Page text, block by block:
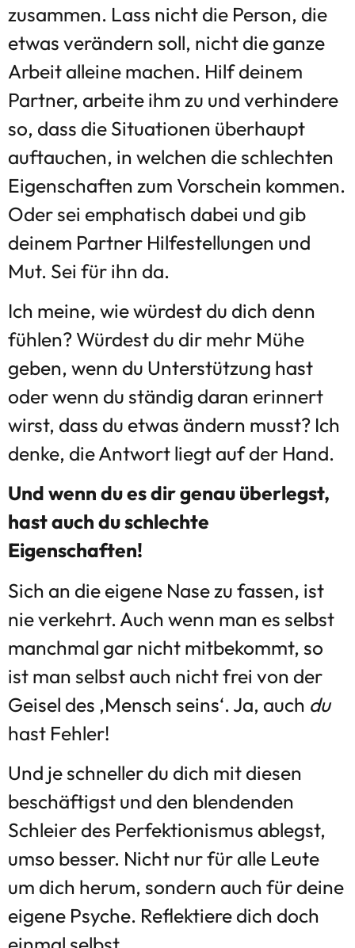
zusammen. Lass nicht die Person, die
etwas verändern soll, nicht die ganze
Arbeit alleine machen. Hilf deinem
Partner, arbeite ihm zu und verhindere
so, dass die Situationen überhaupt
auftauchen, in welchen die schlechten
Eigenschaften zum Vorschein kommen.
Oder sei emphatisch dabei und gib
deinem Partner Hilfestellungen und
Mut. Sei für ihn da.
Ich meine, wie würdest du dich denn
fühlen? Würdest du dir mehr Mühe
geben, wenn du Unterstützung hast
oder wenn du ständig daran erinnert
wirst, dass du etwas ändern musst? Ich
denke, die Antwort liegt auf der Hand.
Und wenn du es dir genau überlegst,
hast auch du schlechte
Eigenschaften!
Sich an die eigene Nase zu fassen, ist
nie verkehrt. Auch wenn man es selbst
manchmal gar nicht mitbekommt, so
ist man selbst auch nicht frei von der
Geisel des ‚Mensch seins‘. Ja, auch du
hast Fehler!
Und je schneller du dich mit diesen
beschäftigst und den blendenden
Schleier des Perfektionismus ablegst,
umso besser. Nicht nur für alle Leute
um dich herum, sondern auch für deine
eigene Psyche. Reflektiere dich doch